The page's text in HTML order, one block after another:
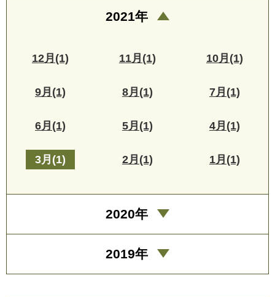
2021年
12月(1) 11月(1) 10月(1)
9月(1) 8月(1) 7月(1)
6月(1) 5月(1) 4月(1)
3月(1) 2月(1) 1月(1)
2020年
2019年